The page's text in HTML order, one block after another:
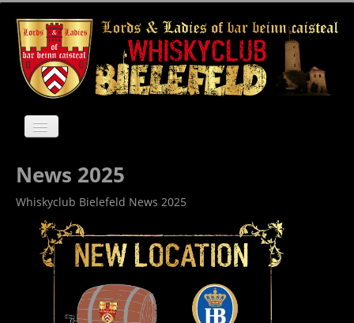
Anfahrt
Galerie
Archiv
Kontakt
News 2025
Whiskyclub Bielefeld News 2025